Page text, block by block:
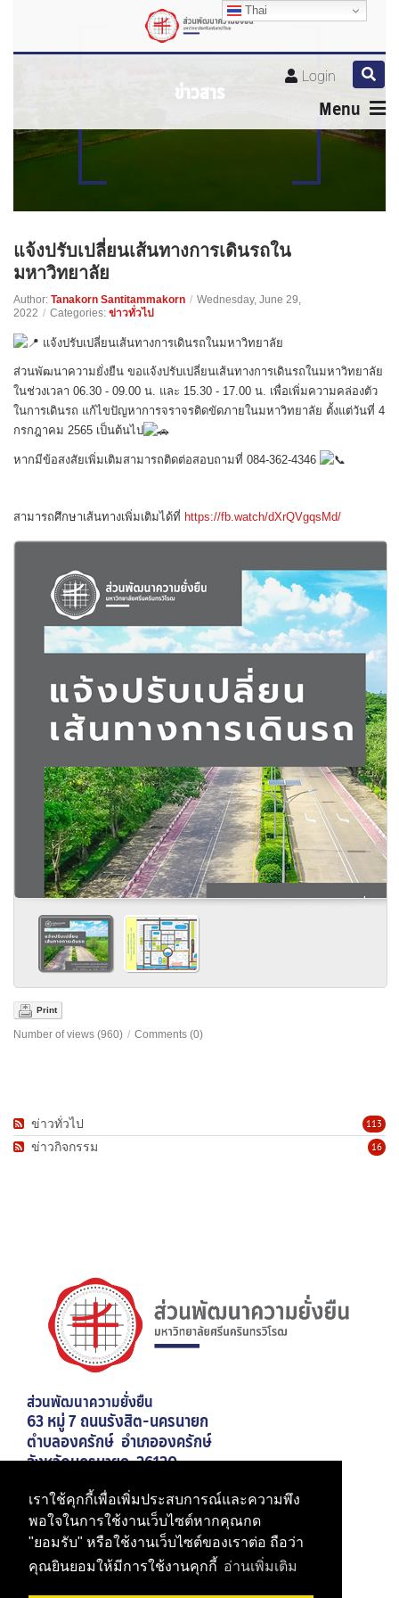
เราใช้คุกกี้เพื่อเพิ่มประสบการณ์และความพึง
พอใจในการใช้งานเว็บไซต์หากคุณกด
"ยอมรับ" หรือใช้งานเว็บไซต์ของเราต่อ ถือว่า
คุณยินยอมให้มีการใช้งานคุกกี้ อ่านเพิ่มเติม
Login
Menu
ข่าวสาร
แจ้งปรับเปลี่ยนเส้นทางการเดินรถใน
มหาวิทยาลัย
Author: Tanakorn Santitammakorn / Wednesday, June 29,
2022 / Categories: ข่าวทั่วไป
แจ้งปรับเปลี่ยนเส้นทางการเดินรถในมหาวิทยาลัย
ส่วนพัฒนาความยั่งยืน ขอแจ้งปรับเปลี่ยนเส้นทางการเดินรถในมหาวิทยาลัย
ในช่วงเวลา 06.30 - 09.00 น. และ 15.30 - 17.00 น. เพื่อเพิ่มความคล่องตัว
ในการเดินรถ แก้ไขปัญหาการจราจรติดขัดภายในมหาวิทยาลัย ตั้งแต่วันที่ 4
กรกฎาคม 2565 เป็นต้นไป
หากมีข้อสงสัยเพิ่มเติมสามารถติดต่อสอบถามที่ 084-362-4346
สามารถศึกษาเส้นทางเพิ่มเติมได้ที่ https://fb.watch/dXrQVgqsMd/
Print
Number of views (960) / Comments (0)
113
ข่าวทั่วไป
16
ข่าวกิจกรรม
Thai
Thai
Thai
ส่วนพัฒนาความยั่งยืน
63 หมู่ 7 ถนนรังสิต-นครนายก
ตำบลองครักษ์ อำเภอองครักษ์
จังหวัดนครนายก 26120
เบอร์โทรศัพท์ 02-649-5000 ต่อ 21026
มหาวิทยาลัยศรีนครินทรวิโรฒ
สำนักงานอธิการบดี